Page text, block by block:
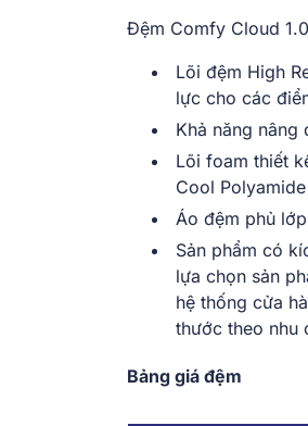
Đệm Comfy Cloud
Lõi đệm High
lực cho các
Khả năng
Lõi foam thiết
Cool
Áo đệm phủ
Sản phẩm có
lựa chọn sản
hệ thống cửa
thước theo nhu
Bảng giá đệm